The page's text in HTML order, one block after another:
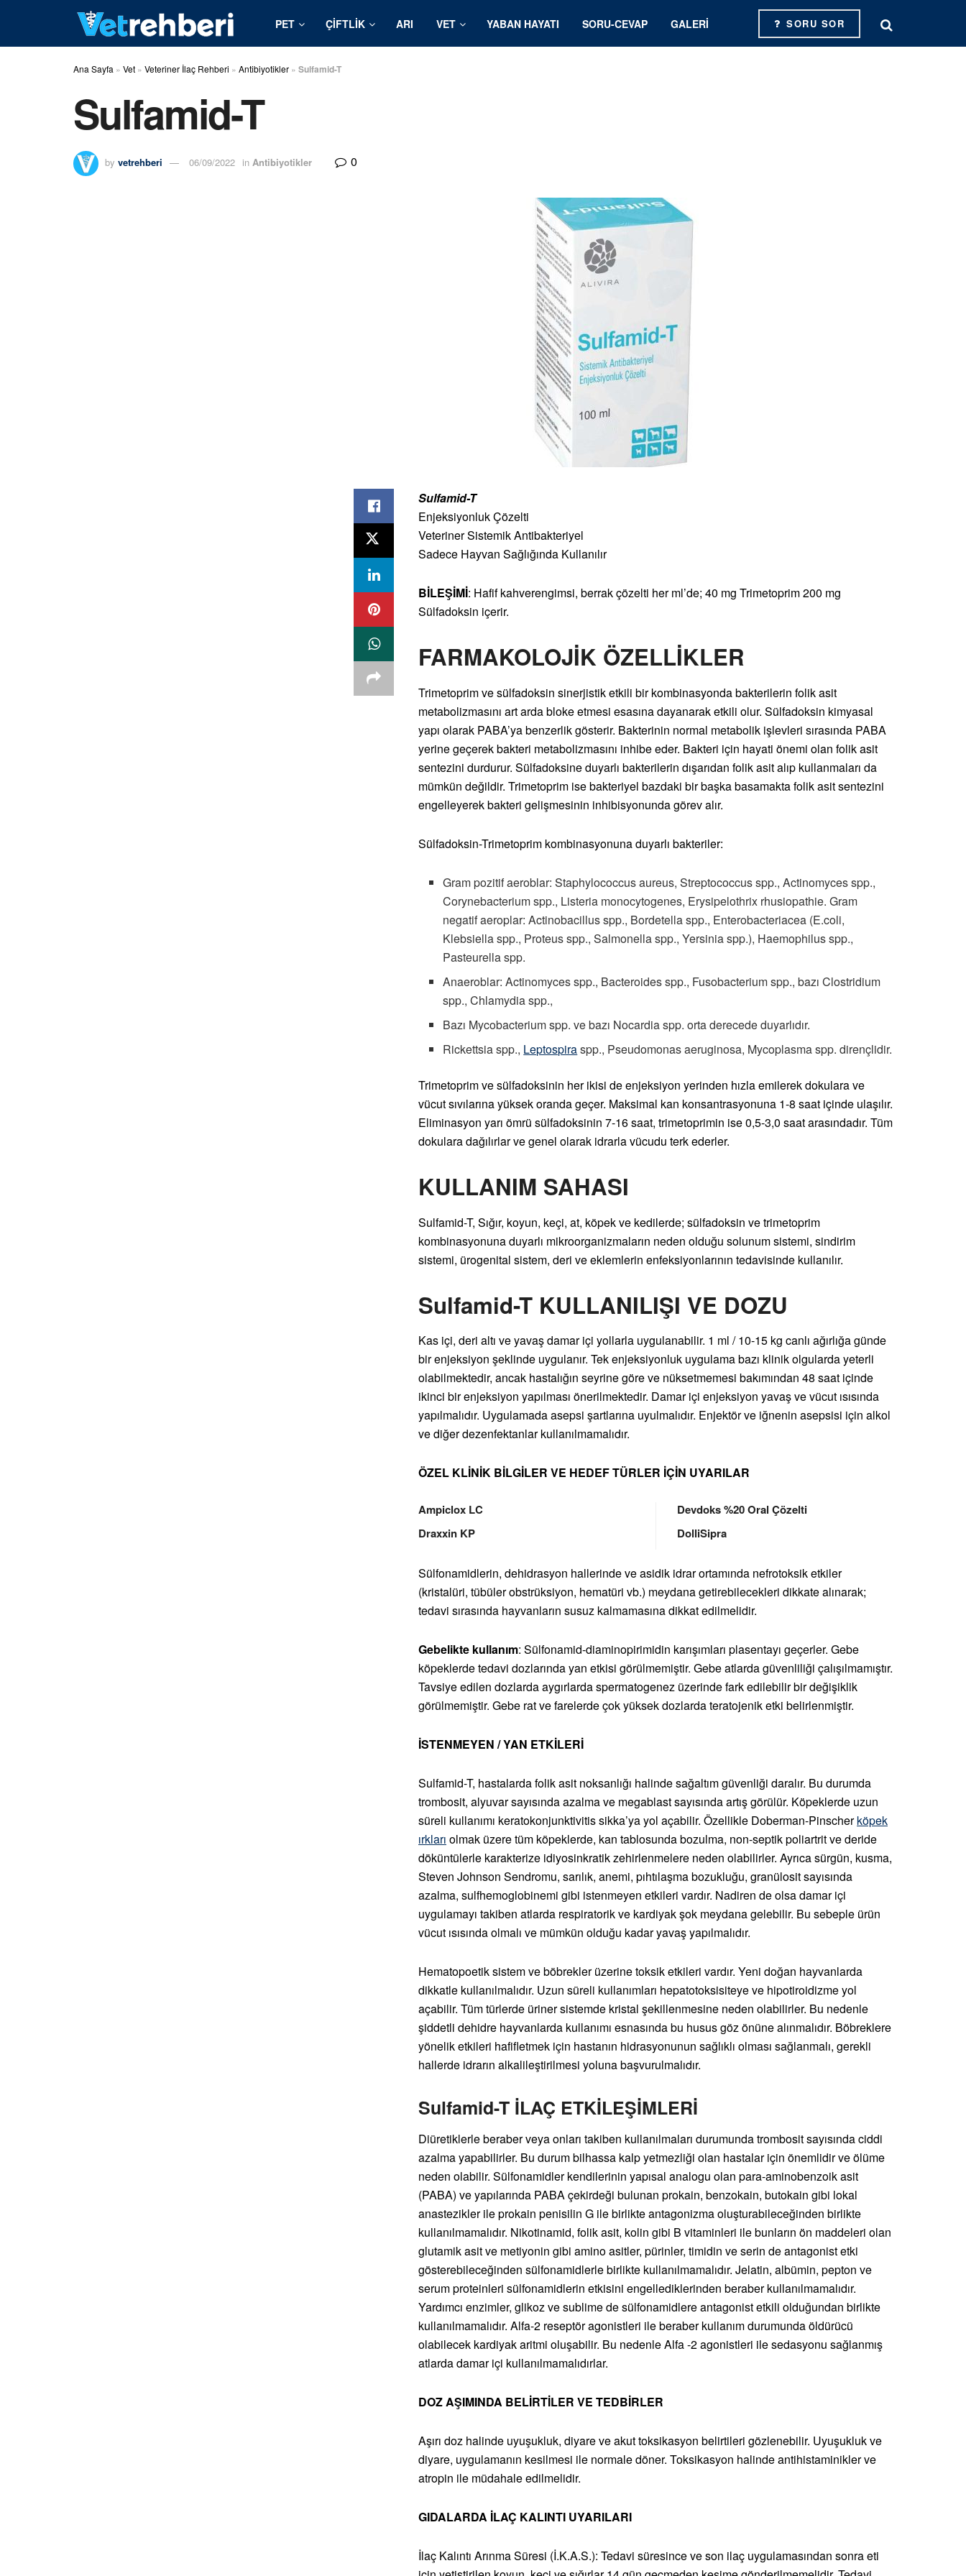
PET ÇIFTLIK ARI VET YABAN HAYATI SORU-CEVAP GALERI SORU SOR
Ana Sayfa » Vet » Veteriner İlaç Rehberi » Antibiyotikler » Sulfamid-T
Sulfamid-T
by vetrehberi 06/09/2022 in Antibiyotikler 0
Sulfamid-T
Enjeksiyonluk Çözelti
Veteriner Sistemik Antibakteriyel
Sadece Hayvan Sağlığında Kullanılır
BİLEŞİMİ: Hafif kahverengimsi, berrak çözelti her ml’de; 40 mg Trimetoprim 200 mg
Sülfadoksin içerir.
FARMAKOLOJİK ÖZELLİKLER
Trimetoprim ve sülfadoksin sinerjistik etkili bir kombinasyonda bakterilerin folik asit
metabolizmasını art arda bloke etmesi esasına dayanarak etkili olur. Sülfadoksin kimyasal
yapı olarak PABA’ya benzerlik gösterir. Bakterinin normal metabolik işlevleri sırasında PABA
yerine geçerek bakteri metabolizmasını inhibe eder. Bakteri için hayati önemi olan folik asit
sentezini durdurur. Sülfadoksine duyarlı bakterilerin dışarıdan folik asit alıp kullanmaları da
mümkün değildir. Trimetoprim ise bakteriyel bazdaki bir başka basamakta folik asit sentezini
engelleyerek bakteri gelişmesinin inhibisyonunda görev alır.
Sülfadoksin-Trimetoprim kombinasyonuna duyarlı bakteriler:
Gram pozitif aeroblar: Staphylococcus aureus, Streptococcus spp., Actinomyces spp.,
Corynebacterium spp., Listeria monocytogenes, Erysipelothrix rhusiopathie. Gram
negatif aeroplar: Actinobacillus spp., Bordetella spp., Enterobacteriacea (E.coli,
Klebsiella spp., Proteus spp., Salmonella spp., Yersinia spp.), Haemophilus spp.,
Pasteurella spp.
Anaeroblar: Actinomyces spp., Bacteroides spp., Fusobacterium spp., bazı Clostridium
spp., Chlamydia spp.,
Bazı Mycobacterium spp. ve bazı Nocardia spp. orta derecede duyarlıdır.
Rickettsia spp., Leptospiraspp., Pseudomonas aeruginosa, Mycoplasma spp. dirençlidir.
Trimetoprim ve sülfadoksinin her ikisi de enjeksiyon yerinden hızla emilerek dokulara ve
vücut sıvılarına yüksek oranda geçer. Maksimal kan konsantrasyonuna 1-8 saat içinde ulaşılır.
Eliminasyon yarı ömrü sülfadoksinin 7-16 saat, trimetoprimin ise 0,5-3,0 saat arasındadır. Tüm
dokulara dağılırlar ve genel olarak idrarla vücudu terk ederler.
KULLANIM SAHASI
Sulfamid-T, Sığır, koyun, keçi, at, köpek ve kedilerde; sülfadoksin ve trimetoprim
kombinasyonuna duyarlı mikroorganizmaların neden olduğu solunum sistemi, sindirim
sistemi, ürogenital sistem, deri ve eklemlerin enfeksiyonlarının tedavisinde kullanılır.
Sulfamid-T KULLANILIŞI VE DOZU
Kas içi, deri altı ve yavaş damar içi yollarla uygulanabilir. 1 ml / 10-15 kg canlı ağırlığa günde
bir enjeksiyon şeklinde uygulanır. Tek enjeksiyonluk uygulama bazı klinik olgularda yeterli
olabilmektedir, ancak hastalığın seyrine göre ve nüksetmemesi bakımından 48 saat içinde
ikinci bir enjeksiyon yapılması önerilmektedir. Damar içi enjeksiyon yavaş ve vücut ısısında
yapılmalıdır. Uygulamada asepsi şartlarına uyulmalıdır. Enjektör ve iğnenin asepsisi için alkol
ve diğer dezenfektanlar kullanılmamalıdır.
ÖZEL KLİNİK BİLGİLER VE HEDEF TÜRLER İÇİN UYARILAR
Ampiclox LC
Draxxin KP
Devdoks %20 Oral Çözelti
DolliSipra
Sülfonamidlerin, dehidrasyon hallerinde ve asidik idrar ortamında nefrotoksik etkiler
(kristalüri, tübüler obstrüksiyon, hematüri vb.) meydana getirebilecekleri dikkate alınarak;
tedavi sırasında hayvanların susuz kalmamasına dikkat edilmelidir.
Gebelikte kullanım: Sülfonamid-diaminopirimidin karışımları plasentayı geçerler. Gebe
köpeklerde tedavi dozlarında yan etkisi görülmemiştir. Gebe atlarda güvenliliği çalışılmamıştır.
Tavsiye edilen dozlarda aygırlarda spermatogenez üzerinde fark edilebilir bir değişiklik
görülmemiştir. Gebe rat ve farelerde çok yüksek dozlarda teratojenik etki belirlenmiştir.
İSTENMEYEN / YAN ETKİLERİ
Sulfamid-T, hastalarda folik asit noksanlığı halinde sağaltım güvenliği daralır. Bu durumda
trombosit, alyuvar sayısında azalma ve megablast sayısında artış görülür. Köpeklerde uzun
süreli kullanımı keratokonjunktivitis sikka’ya yol açabilir. Özellikle Doberman-Pinscherköpek
ırkları olmak üzere tüm köpeklerde, kan tablosunda bozulma, non-septik poliartrit ve deride
döküntülerle karakterize idiyosinkratik zehirlenmelere neden olabilirler. Ayrıca sürgün, kusma,
Steven Johnson Sendromu, sarılık, anemi, pıhtılaşma bozukluğu, granülosit sayısında
azalma, sulfhemoglobinemi gibi istenmeyen etkileri vardır. Nadiren de olsa damar içi
uygulamayı takiben atlarda respiratorik ve kardiyak şok meydana gelebilir. Bu sebeple ürün
vücut ısısında olmalı ve mümkün olduğu kadar yavaş yapılmalıdır.
Hematopoetik sistem ve böbrekler üzerine toksik etkileri vardır. Yeni doğan hayvanlarda
dikkatle kullanılmalıdır. Uzun süreli kullanımları hepatotoksisiteye ve hipotiroidizme yol
açabilir. Tüm türlerde üriner sistemde kristal şekillenmesine neden olabilirler. Bu nedenle
şiddetli dehidre hayvanlarda kullanımı esnasında bu husus göz önüne alınmalıdır. Böbreklere
yönelik etkileri hafifletmek için hastanın hidrasyonunun sağlıklı olması sağlanmalı, gerekli
hallerde idrarın alkalileştirilmesi yoluna başvurulmalıdır.
Sulfamid-T İLAÇ ETKİLEŞİMLERİ
Diüretiklerle beraber veya onları takiben kullanılmaları durumunda trombosit sayısında ciddi
azalma yapabilirler. Bu durum bilhassa kalp yetmezliği olan hastalar için önemlidir ve ölüme
neden olabilir. Sülfonamidler kendilerinin yapısal analogu olan para-aminobenzoik asit
(PABA) ve yapılarında PABA çekirdeği bulunan prokain, benzokain, butokain gibi lokal
anastezikler ile prokain penisilin G ile birlikte antagonizma oluşturabileceğinden birlikte
kullanılmamalıdır. Nikotinamid, folik asit, kolin gibi B vitaminleri ile bunların ön maddeleri olan
glutamik asit ve metiyonin gibi amino asitler, pürinler, timidin ve serin de antagonist etki
gösterebileceğinden sülfonamidlerle birlikte kullanılmamalıdır. Jelatin, albümin, pepton ve
serum proteinleri sülfonamidlerin etkisini engellediklerinden beraber kullanılmamalıdır.
Yardımcı enzimler, glikoz ve sublime de sülfonamidlere antagonist etkili olduğundan birlikte
kullanılmamalıdır. Alfa-2 reseptör agonistleri ile beraber kullanım durumunda öldürücü
olabilecek kardiyak aritmi oluşabilir. Bu nedenle Alfa -2 agonistleri ile sedasyonu sağlanmış
atlarda damar içi kullanılmamalıdırlar.
DOZ AŞIMINDA BELİRTİLER VE TEDBİRLER
Aşırı doz halinde uyuşukluk, diyare ve akut toksikasyon belirtileri gözlenebilir. Uyuşukluk ve
diyare, uygulamanın kesilmesi ile normale döner. Toksikasyon halinde antihistaminikler ve
atropin ile müdahale edilmelidir.
GIDALARDA İLAÇ KALINTI UYARILARI
İlaç Kalıntı Arınma Süresi (İ.K.A.S.): Tedavi süresince ve son ilaç uygulamasından sonra eti